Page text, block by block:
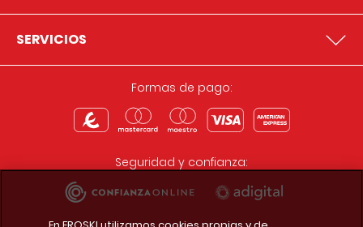
SERVICIOS
Formas de pago:
Seguridad y confianza: